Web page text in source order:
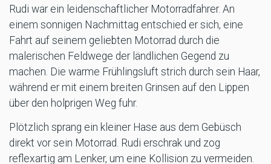
Rudi war ein leidenschaftlicher Motorradfahrer. An
einem sonnigen Nachmittag entschied er sich, eine
Fahrt auf seinem geliebten Motorrad durch die
malerischen Feldwege der ländlichen Gegend zu
machen. Die warme Frühlingsluft strich durch sein Haar,
während er mit einem breiten Grinsen auf den Lippen
über den holprigen Weg fuhr.
Plötzlich sprang ein kleiner Hase aus dem Gebüsch
direkt vor sein Motorrad. Rudi erschrak und zog
reflexartig am Lenker, um eine Kollision zu vermeiden.